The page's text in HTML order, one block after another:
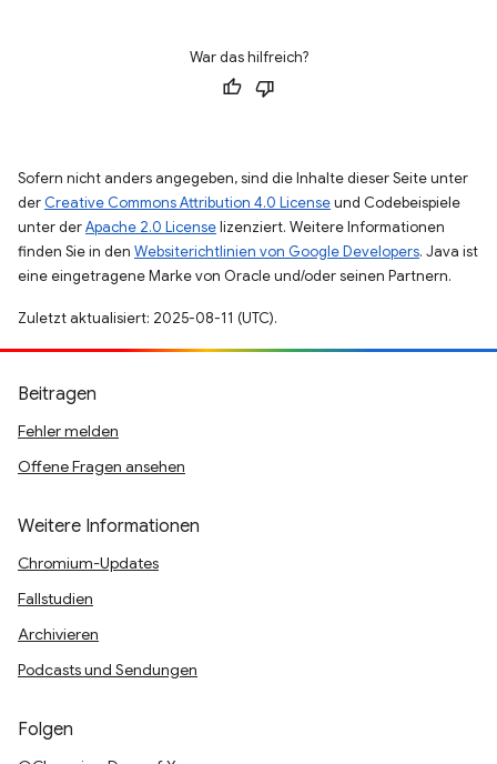
War das hilfreich?
Sofern nicht anders angegeben, sind die Inhalte dieser Seite unter
der Creative Commons Attribution 4.0 Licenseund Codebeispiele
unter derApache 2.0 Licenselizenziert. Weitere Informationen
finden Sie in den Websiterichtlinien von Google Developers. Java ist
eine eingetragene Marke von Oracle und/oder seinen Partnern.
Zuletzt aktualisiert: 2025-08-11 (UTC).
Beitragen
Fehler melden
Offene Fragen ansehen
Weitere Informationen
Chromium-Updates
Fallstudien
Archivieren
Podcasts und Sendungen
Folgen